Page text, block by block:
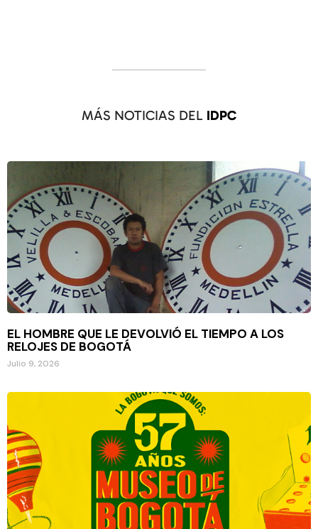
MÁS NOTICIAS DEL IDPC
EL HOMBRE QUE LE DEVOLVIÓ EL TIEMPO A LOS
RELOJES DE BOGOTÁ
Julio 9, 2026